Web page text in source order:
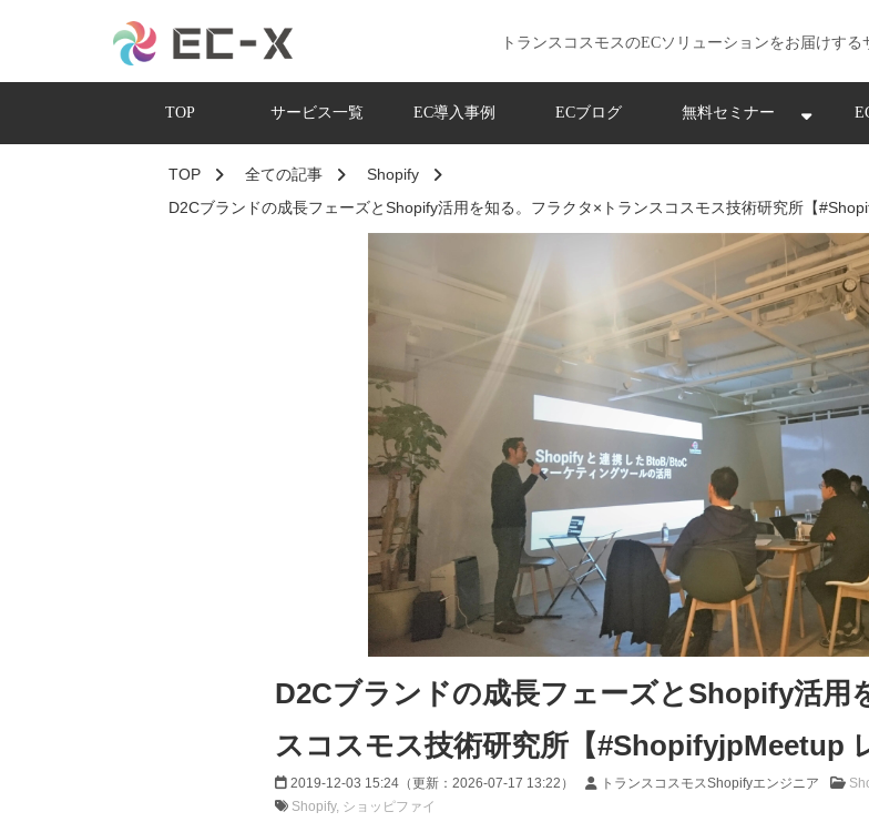
トランスコスモスのECソリューションをお届けする
TOP サービス一覧 EC導入事例 ECブログ 無料セミナー
TOP 全ての記事
Shopify
D2Cブランドの成長フェーズとShopify活用を知る。フラクタ×トランスコスモス技術研究所【
D2Cブランドの成長フェーズとShopify活用
スコスモス技術研究所【#ShopifyjpMeetup
2019-12-03 15:24（更新： 2026-07-17 13:22 ） トランスコスモスShopifyエンジニア
Shopify
ショッピファイ